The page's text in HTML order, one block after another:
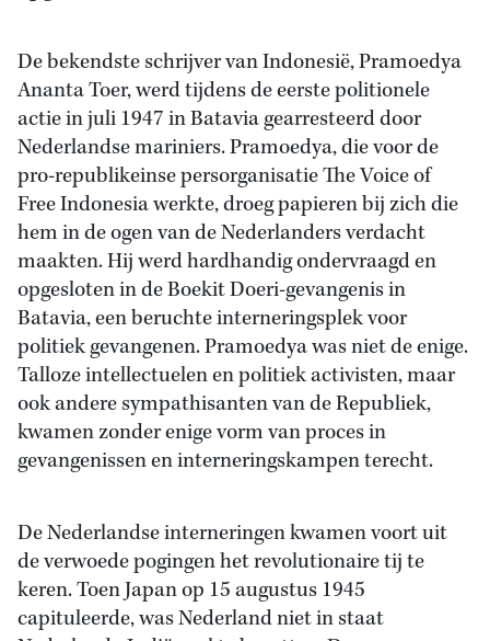
De bekendste schrijver van Indonesië, Pramoedya
Ananta Toer, werd tijdens de eerste politionele
actie in juli 1947 in Batavia gearresteerd door
Nederlandse mariniers. Pramoedya, die voor de
pro-republikeinse persorganisatie The Voice of
Free Indonesia werkte, droeg papieren bij zich die
hem in de ogen van de Nederlanders verdacht
maakten. Hij werd hardhandig ondervraagd en
opgesloten in de Boekit Doeri-gevangenis in
Batavia, een beruchte interneringsplek voor
politiek gevangenen. Pramoedya was niet de enige.
Talloze intellectuelen en politiek activisten, maar
ook andere sympathisanten van de Republiek,
kwamen zonder enige vorm van proces in
gevangenissen en interneringskampen terecht.
De Nederlandse interneringen kwamen voort uit
de verwoede pogingen het revolutionaire tij te
keren. Toen Japan op 15 augustus 1945
capituleerde, was Nederland niet in staat